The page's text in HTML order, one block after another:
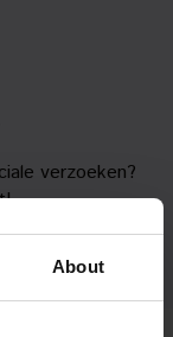
About
verzoeken?